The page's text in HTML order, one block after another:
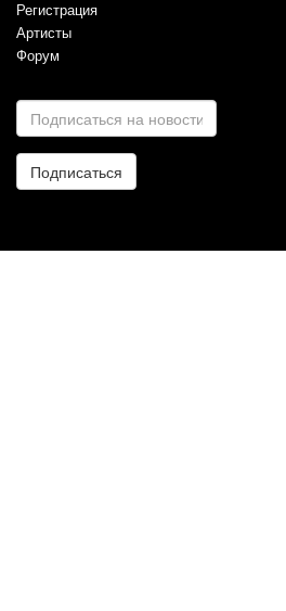
Регистрация
Артисты
Форум
E-
mail
*
Подписаться